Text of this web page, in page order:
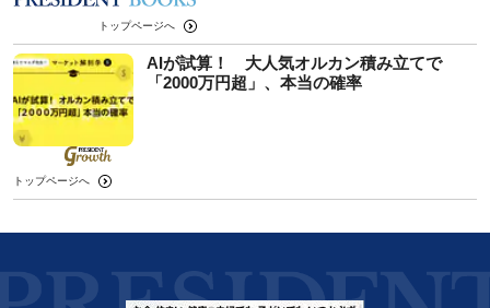
トップページへ
AIが試算！ 大人気オルカン積み立てで
「2000万円超」、本当の確率
トップページへ